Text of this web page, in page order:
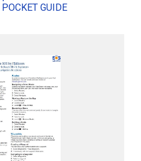
GUIDE